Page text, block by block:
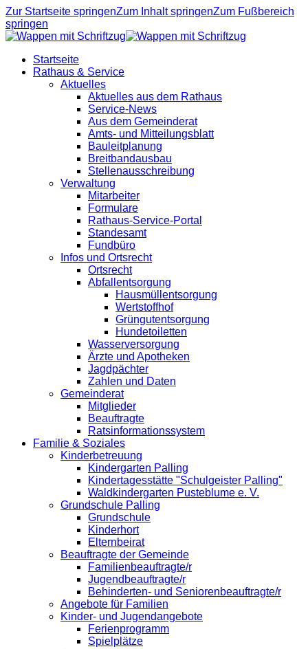
Zur Startseite springenZum Inhalt springenZum Fußbereich
springen
Startseite
Rathaus & Service
Aktuelles
Aktuelles aus dem Rathaus
Service-News
Aus dem Gemeinderat
Amts- und Mitteilungsblatt
Bauleitplanung
Breitbandausbau
Stellenausschreibung
Verwaltung
Mitarbeiter
Formulare
Rathaus-Service-Portal
Standesamt
Fundbüro
Infos und Ortsrecht
Ortsrecht
Abfallentsorgung
Hausmüllentsorgung
Wertstoffhof
Grüngutentsorgung
Hundetoiletten
Wasserversorgung
Ärzte und Apotheken
Jagdpächter
Zahlen und Daten
Gemeinderat
Mitglieder
Beauftragte
Ratsinformationssystem
Familie & Soziales
Kinderbetreuung
Kindergarten Palling
Kindertagesstätte "Schulgeister Palling"
Waldkindergarten Pusteblume e. V.
Grundschule Palling
Grundschule
Kinderhort
Elternbeirat
Beauftragte der Gemeinde
Familienbeauftragte/r
Jugendbeauftragte/r
Behinderten- und Seniorenbeauftragte/r
Angebote für Familien
Kinder- und Jugendangebote
Ferienprogramm
Spielplätze